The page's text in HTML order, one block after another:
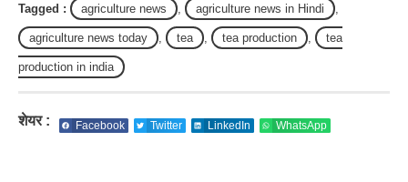
Tagged : agriculture news agriculture news in Hindi
agriculture news today tea tea production tea
production in india
शेयर : Facebook Twitter LinkedIn WhatsApp